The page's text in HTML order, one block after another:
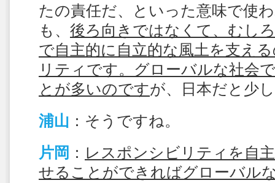
たの責任だ、といった意味で使
も、 後ろ向きではなくて、むし
で自主的に自立的な風土を支え
リティです。グローバルな社会
とが多いのですが、日本だと少
浦山 ：そうですね。
片岡 ： レスポンシビリティを自
せることができればグローバル